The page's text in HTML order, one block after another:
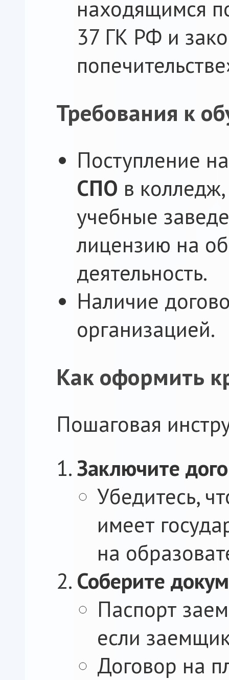
находящимся
37 ГК РФ и
Требования к
Поступление
СПО в
учебные
лицензию на
деятельность.
Наличие
организацией.
Как оформить
Пошаговая
Заключите
Убедитесь,
имеет
на
Соберите
Паспорт
если
Договор на